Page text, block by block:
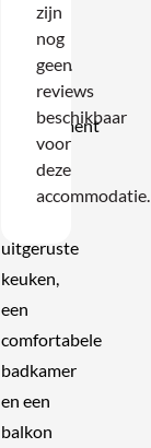
kleine
gezinnen.
appartement
beschikt
uitgeruste
keuken,
een
comfortabele
badkamer
en een
balkon
zijn
nog
geen
reviews
beschikbaar
voor
deze
accommodatie.